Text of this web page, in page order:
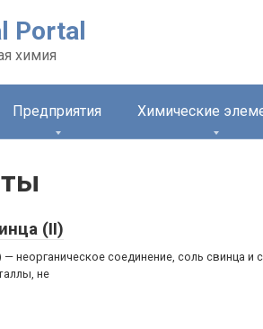
Portal
химия
Предприятия Химические
(II)
— неорганическое соединение, соль свинца и
не